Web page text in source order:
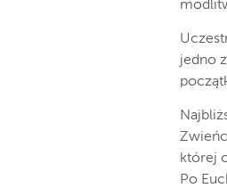
jedno
której
Po